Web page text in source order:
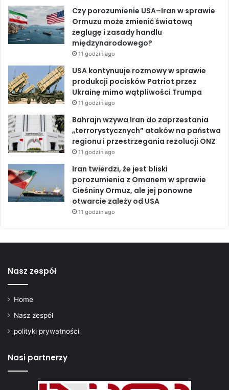
z
c
h
ł
y
m
p
z
y
j
ę
c
i
m
y
ó
w
o
k
I
n
e
Czy porozumienie USA–Iran w sprawie
Ormuzu może zmienić światową
żeglugę i zasady handlu
międzynarodowego?
11 godzin ago
USA kontynuuje rozmowy w sprawie
produkcji pocisków Patriot przez
Ukrainę mimo wątpliwości Trumpa
11 godzin ago
Bahrajn wzywa Iran do zaprzestania
„terrorystycznych” ataków na państwa
regionu i przestrzegania rezolucji ONZ
11 godzin ago
Iran twierdzi, że jest bliski
porozumienia z Omanem w sprawie
Cieśniny Ormuz, ale jej ponowne
otwarcie zależy od USA
11 godzin ago
Nasz zespół
Home
Nasz zespół
polityki prywatności
Nasi partnerzy